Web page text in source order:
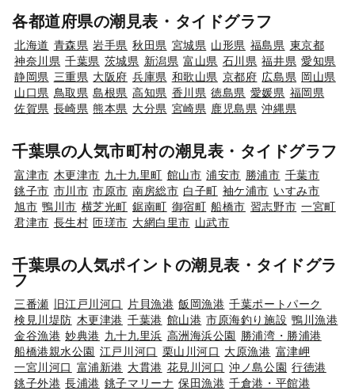
各都道府県の潮見表・タイドグラフ
北海道 青森県 岩手県 秋田県 宮城県 山形県 福島県 東京都
神奈川県 千葉県 茨城県 新潟県 富山県 石川県 福井県 愛知県
静岡県 三重県 大阪府 兵庫県 和歌山県 京都府 広島県 岡山県
山口県 鳥取県 島根県 高知県 香川県 徳島県 愛媛県 福岡県
佐賀県 長崎県 熊本県 大分県 宮崎県 鹿児島県 沖縄県
千葉県の人気市町村の潮見表・タイドグラフ
富津市 木更津市 九十九里町 館山市 浦安市 勝浦市 千葉市
銚子市 市川市 市原市 南房総市 白子町 袖ケ浦市 いすみ市
旭市 鴨川市 横芝光町 鋸南町 御宿町 船橋市 習志野市 一宮町
君津市 長生村 匝瑳市 大網白里市 山武市
千葉県の人気ポイントの潮見表・タイドグラ
フ
三番瀬 旧江戸川河口 片貝漁港 飯岡漁港 千葉ポートパーク
検見川堤防 木更津港 千葉港 館山港 市原海釣り施設 鴨川漁港
金谷漁港 妙典港 九十九里浜 高洲海浜公園 勝浦湾・勝浦港
船橋港親水公園 江戸川河口 栗山川河口 大原漁港 富津岬
一宮川河口 富浦新港 大貫港 花見川河口 沖ノ島公園 行徳港
銚子外港 長浦港 銚子マリーナ 保田漁港 千倉港・平館港